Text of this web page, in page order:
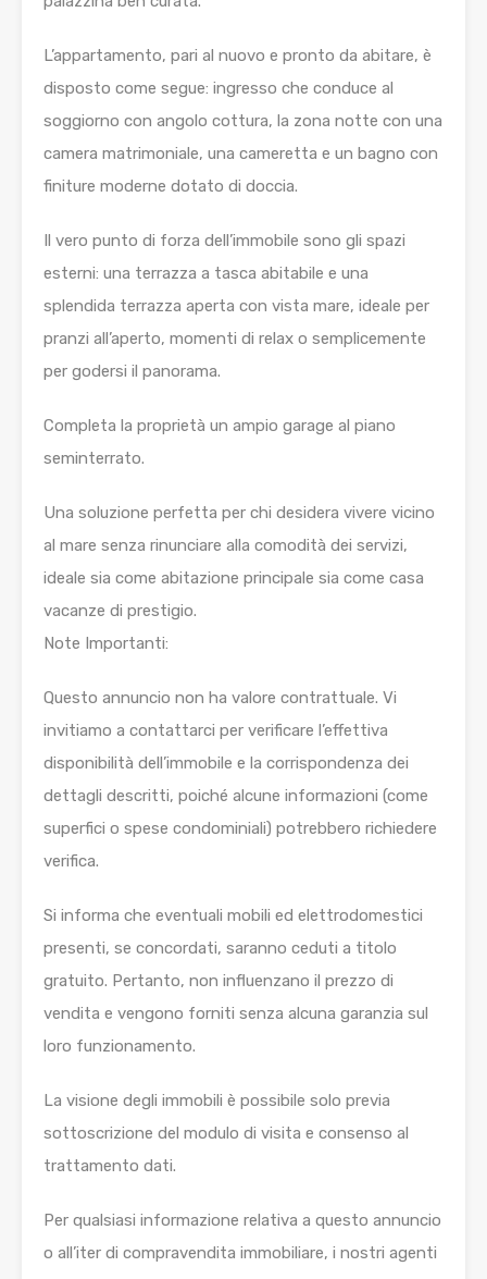
L’appartamento, pari al nuovo e pronto da abitare, è
disposto come segue: ingresso che conduce al
soggiorno con angolo cottura, la zona notte con una
camera matrimoniale, una cameretta e un bagno con
finiture moderne dotato di doccia.
Il vero punto di forza dell’immobile sono gli spazi
esterni: una terrazza a tasca abitabile e una
splendida terrazza aperta con vista mare, ideale per
pranzi all’aperto, momenti di relax o semplicemente
per godersi il panorama.
Completa la proprietà un ampio garage al piano
seminterrato.
Una soluzione perfetta per chi desidera vivere vicino
al mare senza rinunciare alla comodità dei servizi,
ideale sia come abitazione principale sia come casa
vacanze di prestigio.
Note Importanti:
Questo annuncio non ha valore contrattuale. Vi
invitiamo a contattarci per verificare l’effettiva
disponibilità dell’immobile e la corrispondenza dei
dettagli descritti, poiché alcune informazioni (come
superfici o spese condominiali) potrebbero richiedere
verifica.
Si informa che eventuali mobili ed elettrodomestici
presenti, se concordati, saranno ceduti a titolo
gratuito. Pertanto, non influenzano il prezzo di
vendita e vengono forniti senza alcuna garanzia sul
loro funzionamento.
La visione degli immobili è possibile solo previa
sottoscrizione del modulo di visita e consenso al
trattamento dati.
Per qualsiasi informazione relativa a questo annuncio
o all’iter di compravendita immobiliare, i nostri agenti